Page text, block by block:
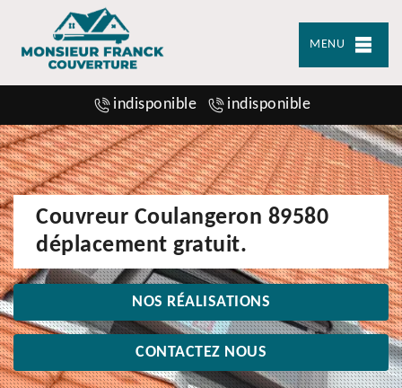
MENU
indisponible indisponible
Couvreur Coulangeron 89580
déplacement gratuit.
NOS RÉALISATIONS
CONTACTEZ NOUS